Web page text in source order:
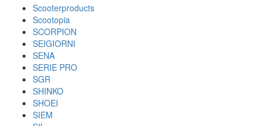
Scooterproducts
Scootopia
SCORPION
SEIGIORNI
SENA
SERIE PRO
SGR
SHINKO
SHOEI
SIEM